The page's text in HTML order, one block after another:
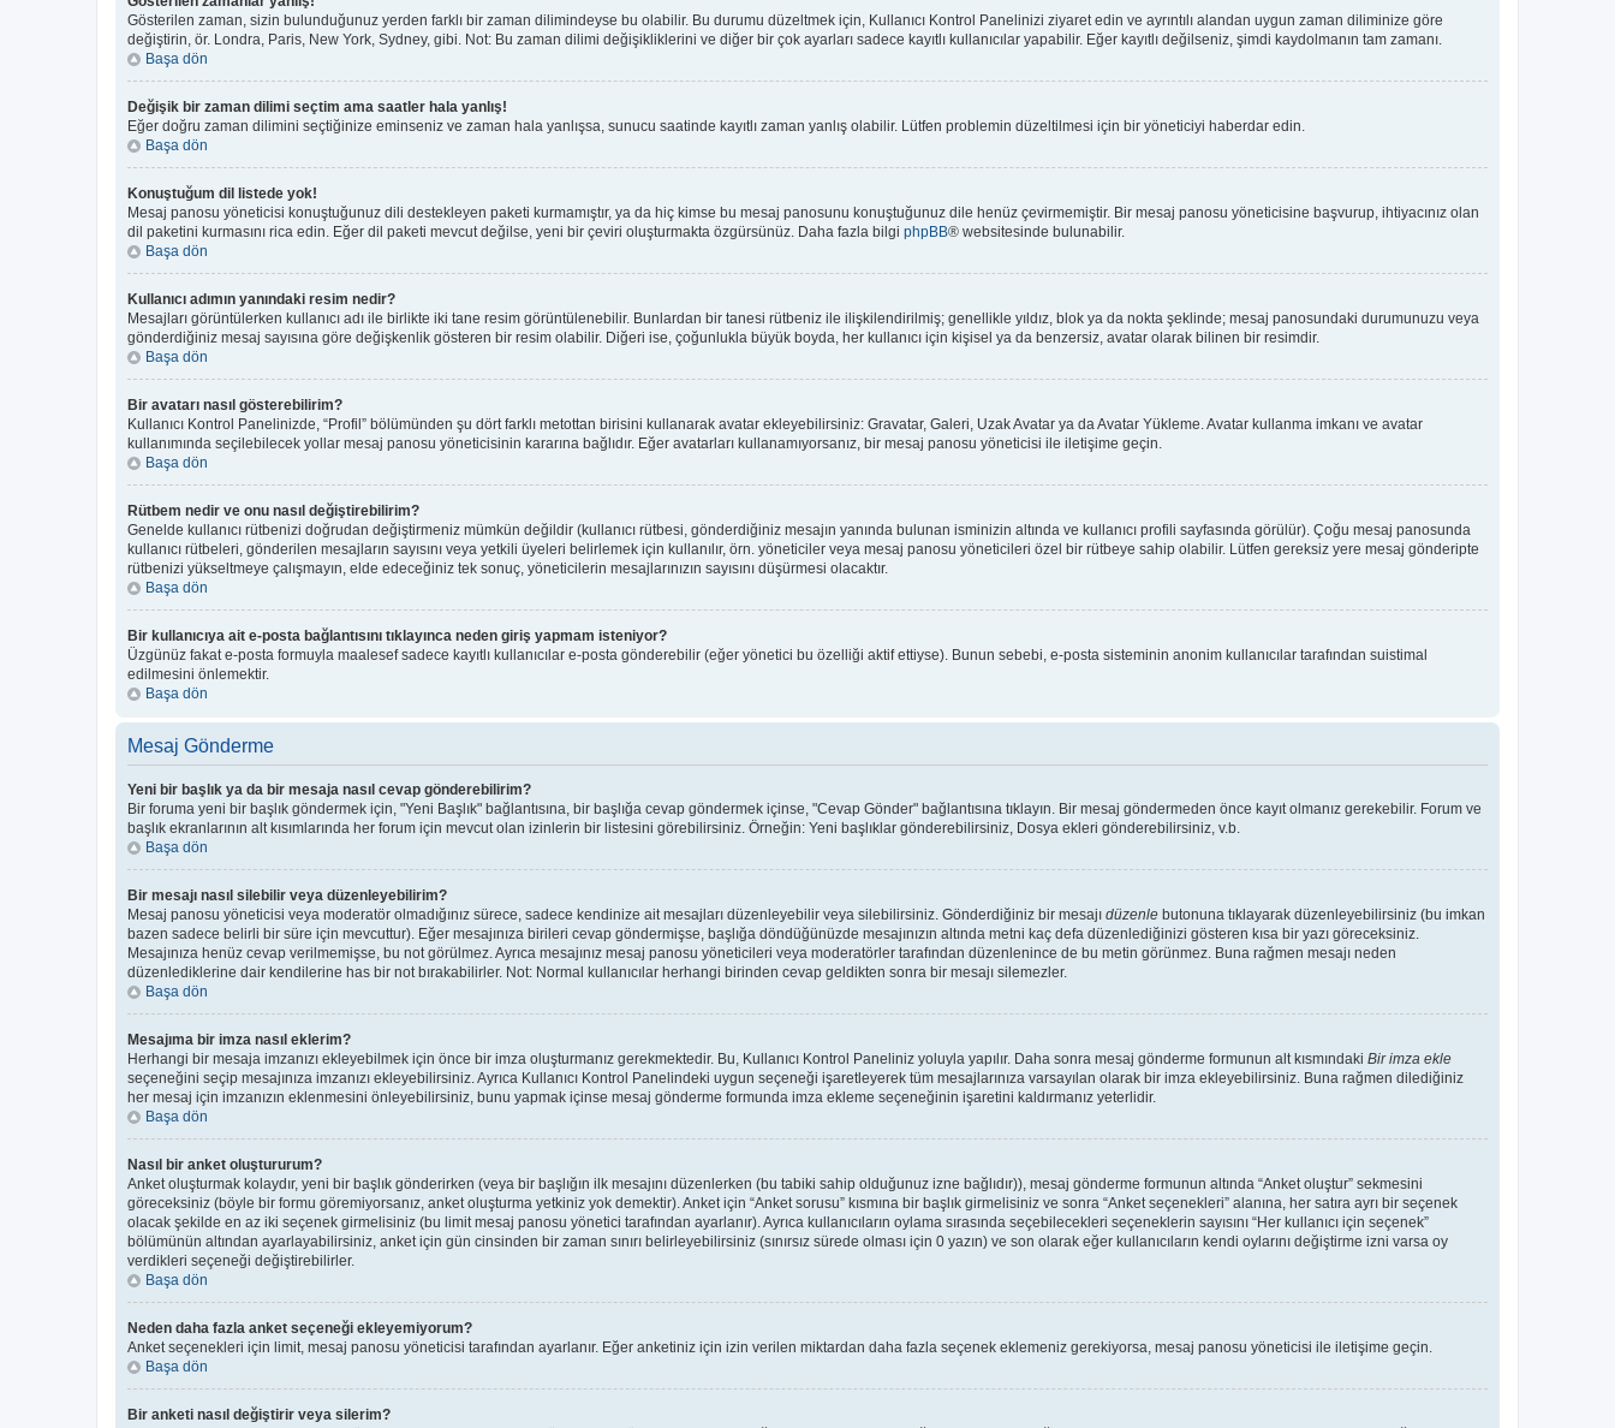
Gösterilen zaman, sizin bulunduğunuz yerden farklı bir zaman dilimindeyse bu olabilir. Bu durumu düzeltmek için, Kullanıcı Kontrol Panelinizi ziyaret edin ve ayrıntılı alandan uygun zaman diliminize göre
değiştirin, ör. Londra, Paris, New York, Sydney, gibi. Not: Bu zaman dilimi değişikliklerini ve diğer bir çok ayarları sadece kayıtlı kullanıcılar yapabilir. Eğer kayıtlı değilseniz, şimdi kaydolmanın tam zamanı.
Başa dön
Değişik bir zaman dilimi seçtim ama saatler hala yanlış!
Eğer doğru zaman dilimini seçtiğinize eminseniz ve zaman hala yanlışsa, sunucu saatinde kayıtlı zaman yanlış olabilir. Lütfen problemin düzeltilmesi için bir yöneticiyi haberdar edin.
Başa dön
Konuştuğum dil listede yok!
Mesaj panosu yöneticisi konuştuğunuz dili destekleyen paketi kurmamıştır, ya da hiç kimse bu mesaj panosunu konuştuğunuz dile henüz çevirmemiştir. Bir mesaj panosu yöneticisine başvurup, ihtiyacınız olan
dil paketini kurmasını rica edin. Eğer dil paketi mevcut değilse, yeni bir çeviri oluşturmakta özgürsünüz. Daha fazla bilgi phpBB® websitesinde bulunabilir.
Başa dön
Kullanıcı adımın yanındaki resim nedir?
Mesajları görüntülerken kullanıcı adı ile birlikte iki tane resim görüntülenebilir. Bunlardan bir tanesi rütbeniz ile ilişkilendirilmiş; genellikle yıldız, blok ya da nokta şeklinde; mesaj panosundaki durumunuzu veya
gönderdiğiniz mesaj sayısına göre değişkenlik gösteren bir resim olabilir. Diğeri ise, çoğunlukla büyük boyda, her kullanıcı için kişisel ya da benzersiz, avatar olarak bilinen bir resimdir.
Başa dön
Bir avatarı nasıl gösterebilirim?
Kullanıcı Kontrol Panelinizde, “Profil” bölümünden şu dört farklı metottan birisini kullanarak avatar ekleyebilirsiniz: Gravatar, Galeri, Uzak Avatar ya da Avatar Yükleme. Avatar kullanma imkanı ve avatar
kullanımında seçilebilecek yollar mesaj panosu yöneticisinin kararına bağlıdır. Eğer avatarları kullanamıyorsanız, bir mesaj panosu yöneticisi ile iletişime geçin.
Başa dön
Rütbem nedir ve onu nasıl değiştirebilirim?
Genelde kullanıcı rütbenizi doğrudan değiştirmeniz mümkün değildir (kullanıcı rütbesi, gönderdiğiniz mesajın yanında bulunan isminizin altında ve kullanıcı profili sayfasında görülür). Çoğu mesaj panosunda
kullanıcı rütbeleri, gönderilen mesajların sayısını veya yetkili üyeleri belirlemek için kullanılır, örn. yöneticiler veya mesaj panosu yöneticileri özel bir rütbeye sahip olabilir. Lütfen gereksiz yere mesaj gönderipte
rütbenizi yükseltmeye çalışmayın, elde edeceğiniz tek sonuç, yöneticilerin mesajlarınızın sayısını düşürmesi olacaktır.
Başa dön
Bir kullanıcıya ait e-posta bağlantısını tıklayınca neden giriş yapmam isteniyor?
Üzgünüz fakat e-posta formuyla maalesef sadece kayıtlı kullanıcılar e-posta gönderebilir (eğer yönetici bu özelliği aktif ettiyse). Bunun sebebi, e-posta sisteminin anonim kullanıcılar tarafından suistimal
edilmesini önlemektir.
Başa dön
Mesaj Gönderme
Yeni bir başlık ya da bir mesaja nasıl cevap gönderebilirim?
Bir foruma yeni bir başlık göndermek için, "Yeni Başlık" bağlantısına, bir başlığa cevap göndermek içinse, "Cevap Gönder" bağlantısına tıklayın. Bir mesaj göndermeden önce kayıt olmanız gerekebilir. Forum ve
başlık ekranlarının alt kısımlarında her forum için mevcut olan izinlerin bir listesini görebilirsiniz. Örneğin: Yeni başlıklar gönderebilirsiniz, Dosya ekleri gönderebilirsiniz, v.b.
Başa dön
Bir mesajı nasıl silebilir veya düzenleyebilirim?
Mesaj panosu yöneticisi veya moderatör olmadığınız sürece, sadece kendinize ait mesajları düzenleyebilir veya silebilirsiniz. Gönderdiğiniz bir mesajı düzenle butonuna tıklayarak düzenleyebilirsiniz (bu imkan
bazen sadece belirli bir süre için mevcuttur). Eğer mesajınıza birileri cevap göndermişse, başlığa döndüğünüzde mesajınızın altında metni kaç defa düzenlediğinizi gösteren kısa bir yazı göreceksiniz.
Mesajınıza henüz cevap verilmemişse, bu not görülmez. Ayrıca mesajınız mesaj panosu yöneticileri veya moderatörler tarafından düzenlenince de bu metin görünmez. Buna rağmen mesajı neden
düzenlediklerine dair kendilerine has bir not bırakabilirler. Not: Normal kullanıcılar herhangi birinden cevap geldikten sonra bir mesajı silemezler.
Başa dön
Mesajıma bir imza nasıl eklerim?
Herhangi bir mesaja imzanızı ekleyebilmek için önce bir imza oluşturmanız gerekmektedir. Bu, Kullanıcı Kontrol Paneliniz yoluyla yapılır. Daha sonra mesaj gönderme formunun alt kısmındaki Bir imza ekle
seçeneğini seçip mesajınıza imzanızı ekleyebilirsiniz. Ayrıca Kullanıcı Kontrol Panelindeki uygun seçeneği işaretleyerek tüm mesajlarınıza varsayılan olarak bir imza ekleyebilirsiniz. Buna rağmen dilediğiniz
her mesaj için imzanızın eklenmesini önleyebilirsiniz, bunu yapmak içinse mesaj gönderme formunda imza ekleme seçeneğinin işaretini kaldırmanız yeterlidir.
Başa dön
Nasıl bir anket oluştururum?
Anket oluşturmak kolaydır, yeni bir başlık gönderirken (veya bir başlığın ilk mesajını düzenlerken (bu tabiki sahip olduğunuz izne bağlıdır)), mesaj gönderme formunun altında “Anket oluştur” sekmesini
göreceksiniz (böyle bir formu göremiyorsanız, anket oluşturma yetkiniz yok demektir). Anket için “Anket sorusu” kısmına bir başlık girmelisiniz ve sonra “Anket seçenekleri” alanına, her satıra ayrı bir seçenek
olacak şekilde en az iki seçenek girmelisiniz (bu limit mesaj panosu yönetici tarafından ayarlanır). Ayrıca kullanıcıların oylama sırasında seçebilecekleri seçeneklerin sayısını “Her kullanıcı için seçenek”
bölümünün altından ayarlayabilirsiniz, anket için gün cinsinden bir zaman sınırı belirleyebilirsiniz (sınırsız sürede olması için 0 yazın) ve son olarak eğer kullanıcıların kendi oylarını değiştirme izni varsa oy
verdikleri seçeneği değiştirebilirler.
Başa dön
Neden daha fazla anket seçeneği ekleyemiyorum?
Anket seçenekleri için limit, mesaj panosu yöneticisi tarafından ayarlanır. Eğer anketiniz için izin verilen miktardan daha fazla seçenek eklemeniz gerekiyorsa, mesaj panosu yöneticisi ile iletişime geçin.
Başa dön
Bir anketi nasıl değiştirir veya silerim?